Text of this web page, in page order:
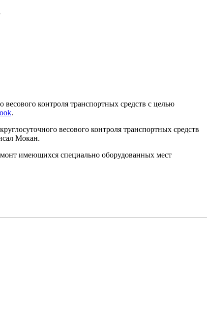
контроля транспортных средств с целью
.
весового контроля транспортных средств
Мокан.
имеющихся специально оборудованных мест